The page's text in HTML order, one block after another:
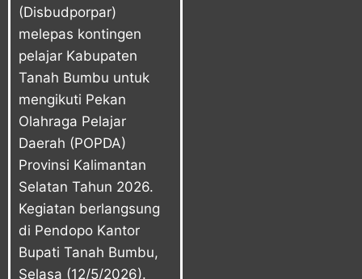
(Disbudporpar)
melepas kontingen
pelajar Kabupaten
Tanah Bumbu untuk
mengikuti Pekan
Olahraga Pelajar
Daerah (POPDA)
Provinsi Kalimantan
Selatan Tahun 2026.
Kegiatan berlangsung
di Pendopo Kantor
Bupati Tanah Bumbu,
Selasa (12/5/2026).